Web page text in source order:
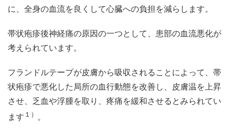
に、全身の血流を良くして心臓への負担を減らします。
帯状疱疹後神経痛の原因の一つとして、患部の血流悪化が
考えられています。
フランドルテープが皮膚から吸収されることによって、帯
状疱疹で悪化した局所の血行動態を改善し、皮膚温を上昇
させ、乏血や浮腫を取り、疼痛を緩和させるとみられてい
ます １） 。